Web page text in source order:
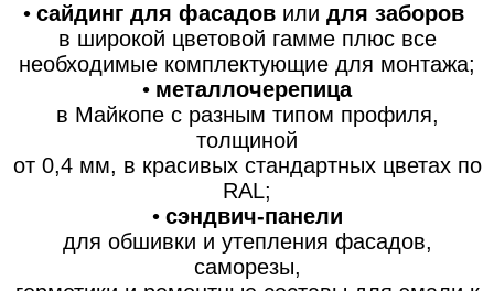
• сайдинг для фасадов или для заборов
в широкой цветовой гамме плюс все
необходимые комплектующие для монтажа;
• металлочерепица
в Майкопе с разным типом профиля,
толщиной
от 0,4 мм, в красивых стандартных цветах по
RAL;
• сэндвич-панели
для обшивки и утепления фасадов,
саморезы,